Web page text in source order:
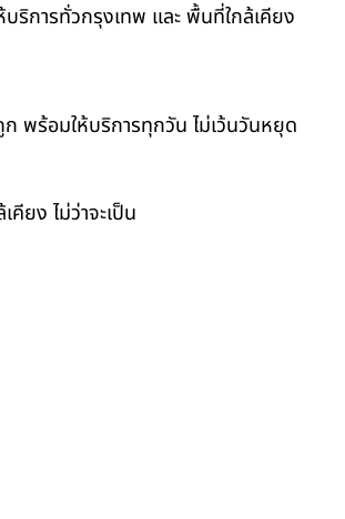
บริการทั่วกรุงเทพ และ พื้นที่ใกล้เคียง
ก พร้อมให้บริการทุกวัน ไม่เว้นวันหยุด
ยง ไม่ว่าจะเป็น